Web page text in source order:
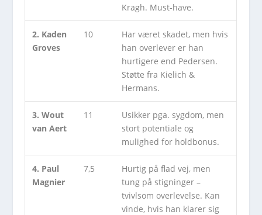
Kragh. Must-have.
2. Kaden
Groves
10
Har været skadet, men hvis
han overlever er han
hurtigere end Pedersen.
Støtte fra Kielich &
Hermans.
3. Wout
van Aert
11
Usikker pga. sygdom, men
stort potentiale og
mulighed for holdbonus.
4. Paul
Magnier
7,5
Hurtig på flad vej, men
tung på stigninger –
tvivlsom overlevelse. Kan
vinde, hvis han klarer sig